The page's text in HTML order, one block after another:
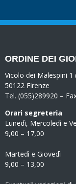
ORDINE DEI
Vicolo dei Malespini 1
50122 Firenze
Tel. (055)289920 –
Orari segreteria
Lunedì, Mercoledì e
9,00 – 17,00
Martedì e Giovedì
9,00 – 13,00